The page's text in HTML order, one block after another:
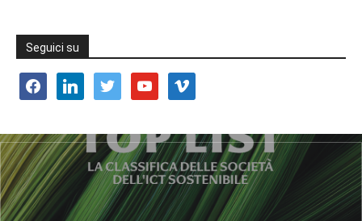
Seguici su
facebooklinkedin twitter youtube vimeo